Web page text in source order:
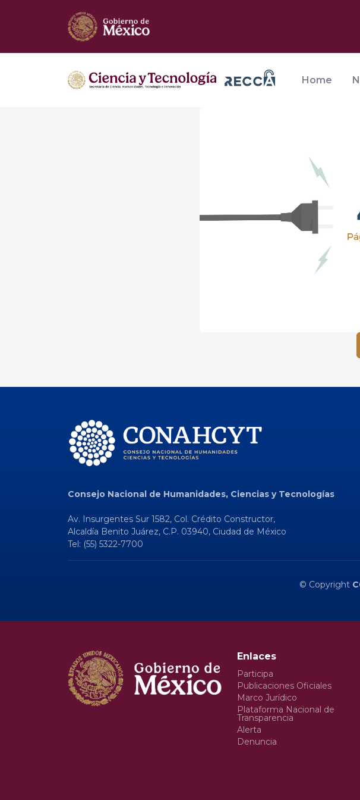
Home
Consejo Nacional de Humanidades, Ciencias y Tecnologías
Av. Insurgentes Sur 1582, Col. Crédito Constructor,
Alcaldía Benito Juárez, C.P. 03940, Ciudad de México
Tel: (55) 5322-7700
© Copyright
Enlaces
Participa
Publicaciones Oficiales
Marco Jurídico
Plataforma Nacional de
Transparencia
Alerta
Denuncia